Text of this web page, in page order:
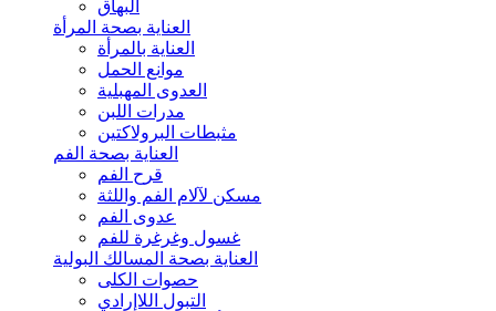
البهاق
العناية بصحة المرأة
العناية بالمرأة
موانع الحمل
العدوى المهبلية
مدرات اللبن
مثبطات البرولاكتين
العناية بصحة الفم
قرح الفم
مسكن لآلام الفم واللثة
عدوى الفم
غسول وغرغرة للفم
العناية بصحة المسالك البولية
حصوات الكلى
التبول اللاإرادي